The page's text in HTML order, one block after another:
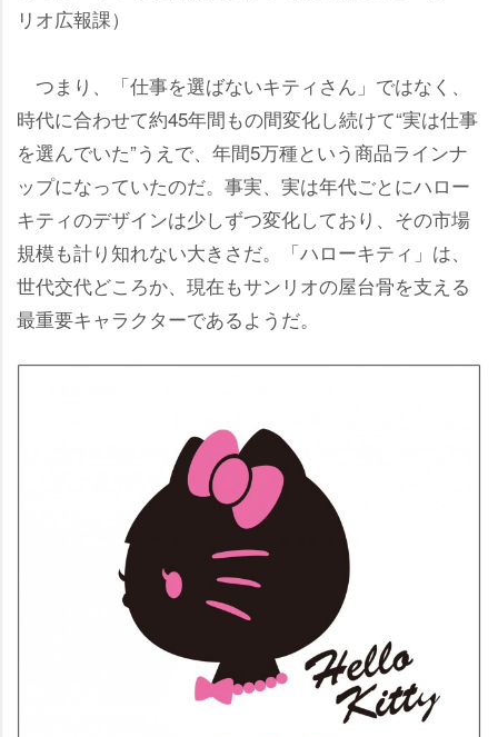
リオ広報課）
つまり、「仕事を選ばないキティさん」ではなく、
時代に合わせて約45年間もの間変化し続けて“実は仕事
を選んでいた”うえで、年間5万種という商品ラインナ
ップになっていたのだ。事実、実は年代ごとにハロー
キティのデザインは少しずつ変化しており、その市場
規模も計り知れない大きさだ。「ハローキティ」は、
世代交代どころか、現在もサンリオの屋台骨を支える
最重要キャラクターであるようだ。